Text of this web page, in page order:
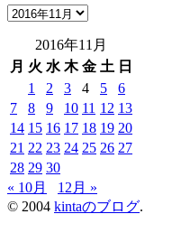
過
事
2016年11月
月 火 水 木 金 土 日
1
2 3 4 5
6
7
8 9 10 11 12 13
14 15 16 17 18 19 20
21 22 23 24 25 26 27
28 29 30
« 10月
12月 »
© 2004 kintaのブログ.